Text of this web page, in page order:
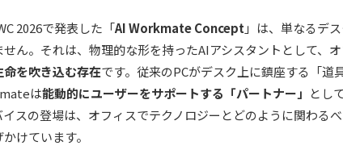
2026で発表した「AI Workmate Concept 」は、単なるデ
ん。それは、物理的な形を持ったAIアシスタントとして、
命を吹き込む存在です。従来のPCがデスク上に鎮座する「道
は能動的にユーザーをサポートする「パートナー」 とし
イスの登場は、オフィスでテクノロジーとどのように関わる
けています。